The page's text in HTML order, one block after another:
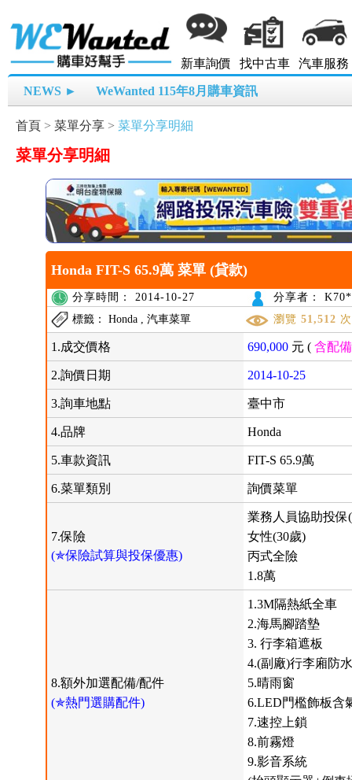
新車詢價 找中古車 汽車服務
NEWS ► WeWanted 115年8月購車資訊
首頁 > 菜單分享 > 菜單分享明細
菜單分享明細
Honda FIT-S 65.9萬 菜單 (貸款)
分享時間： 2014-10-27
分享者：
標籤： Honda , 汽車菜單
瀏覽 51,512 次
1.成交價格 690,000 元 (含配備
2.詢價日期 2014-10-25
3.詢車地點 臺中市
4.品牌 Honda
5.車款資訊 FIT-S 65.9萬
6.菜單類別 詢價菜單
7.保險
(✯保險試算與投保優惠)
業務人員協助投保
女性(30歲)
丙式全險
1.8萬
8.額外加選配備/配件
(✯熱門選購配件)
1.3M隔熱紙全車
2.海馬腳踏墊
3. 行李箱遮板
4.(副廠)行李廂防
5.晴雨窗
6.LED門檻飾板含
7.速控上鎖
8.前霧燈
9.影音系統